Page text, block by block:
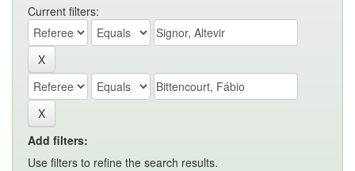
Current filters:
Add filters:
Use filters to refine the search results.